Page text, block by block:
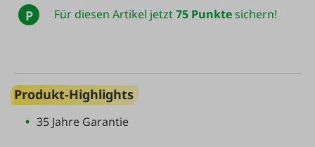
P Für diesen Artikel jetzt75 Punktesichern!
Produkt-Highlights
35 Jahre Garantie